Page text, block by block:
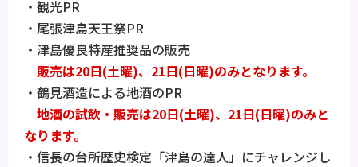
・観光PR
・尾張津島天王祭PR
・津島優良特産推奨品の販売
販売は20日(土曜)、21日(日曜)のみとなります。
・鶴見酒造による地酒のPR
地酒の試飲・販売は20日(土曜)、21日(日曜)のみと
なります。
・信長の台所歴史検定「津島の達人」にチャレンジし